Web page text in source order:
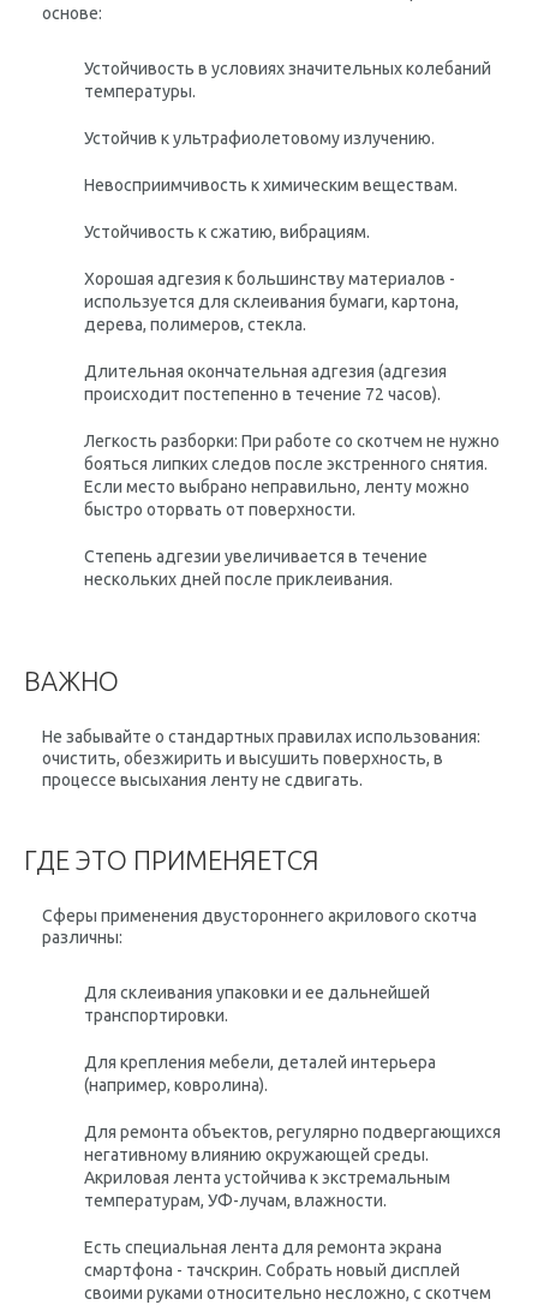
основе:
Устойчивость в условиях значительных колебаний
температуры.
Устойчив к ультрафиолетовому излучению.
Невосприимчивость к химическим веществам.
Устойчивость к сжатию, вибрациям.
Хорошая адгезия к большинству материалов -
используется для склеивания бумаги, картона,
дерева, полимеров, стекла.
Длительная окончательная адгезия (адгезия
происходит постепенно в течение 72 часов).
Легкость разборки: При работе со скотчем не нужно
бояться липких следов после экстренного снятия.
Если место выбрано неправильно, ленту можно
быстро оторвать от поверхности.
Степень адгезии увеличивается в течение
нескольких дней после приклеивания.
ВАЖНО
Не забывайте о стандартных правилах использования:
очистить, обезжирить и высушить поверхность, в
процессе высыхания ленту не сдвигать.
ГДЕ ЭТО ПРИМЕНЯЕТСЯ
Сферы применения двустороннего акрилового скотча
различны:
Для склеивания упаковки и ее дальнейшей
транспортировки.
Для крепления мебели, деталей интерьера
(например, ковролина).
Для ремонта объектов, регулярно подвергающихся
негативному влиянию окружающей среды.
Акриловая лента устойчива к экстремальным
температурам, УФ-лучам, влажности.
Есть специальная лента для ремонта экрана
смартфона - тачскрин. Собрать новый дисплей
своими руками относительно несложно, с скотчем